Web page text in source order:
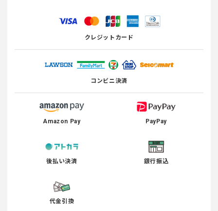
クレジットカード
コンビニ決済
Amazon Pay PayPay
後払い決済 銀行振込
代金引換